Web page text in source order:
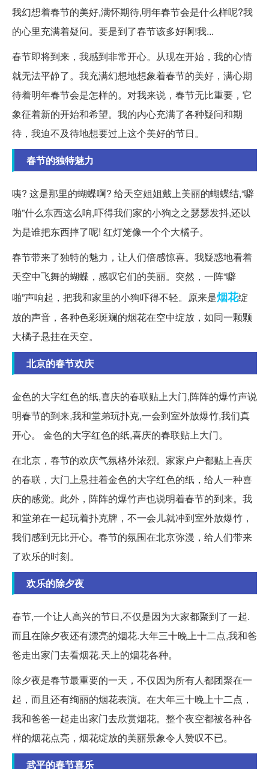
我幻想着春节的美好,满怀期待,明年春节会是什么样呢?我
的心里充满着疑问。要是到了春节该多好啊!我...
春节即将到来，我感到非常开心。从现在开始，我的心情
就无法平静了。我充满幻想地想象着春节的美好，满心期
待着明年春节会是怎样的。对我来说，春节无比重要，它
象征着新的开始和希望。我的内心充满了各种疑问和期
待，我迫不及待地想要过上这个美好的节日。
春节的独特魅力
咦? 这是那里的蝴蝶啊? 给天空姐姐戴上美丽的蝴蝶结,“噼
啪”什么东西这么响,吓得我们家的小狗之之瑟瑟发抖,还以
为是谁把东西摔了呢! 红灯笼像一个个大橘子。
春节带来了独特的魅力，让人们倍感惊喜。我疑惑地看着
天空中飞舞的蝴蝶，感叹它们的美丽。突然，一阵“噼
啪”声响起，把我和家里的小狗吓得不轻。原来是烟花绽
放的声音，各种色彩斑斓的烟花在空中绽放，如同一颗颗
大橘子悬挂在天空。
北京的春节欢庆
金色的大字红色的纸,喜庆的春联贴上大门,阵阵的爆竹声说
明春节的到来,我和堂弟玩扑克,一会到室外放爆竹,我们真
开心。 金色的大字红色的纸,喜庆的春联贴上大门。
在北京，春节的欢庆气氛格外浓烈。家家户户都贴上喜庆
的春联，大门上悬挂着金色的大字红色的纸，给人一种喜
庆的感觉。此外，阵阵的爆竹声也说明着春节的到来。我
和堂弟在一起玩着扑克牌，不一会儿就冲到室外放爆竹，
我们感到无比开心。春节的氛围在北京弥漫，给人们带来
了欢乐的时刻。
欢乐的除夕夜
春节,一个让人高兴的节日,不仅是因为大家都聚到了一起.
而且在除夕夜还有漂亮的烟花.大年三十晚上十二点,我和爸
爸走出家门去看烟花.天上的烟花各种。
除夕夜是春节最重要的一天，不仅因为所有人都团聚在一
起，而且还有绚丽的烟花表演。在大年三十晚上十二点，
我和爸爸一起走出家门去欣赏烟花。整个夜空都被各种各
样的烟花点亮，烟花绽放的美丽景象令人赞叹不已。
武平的春节喜乐